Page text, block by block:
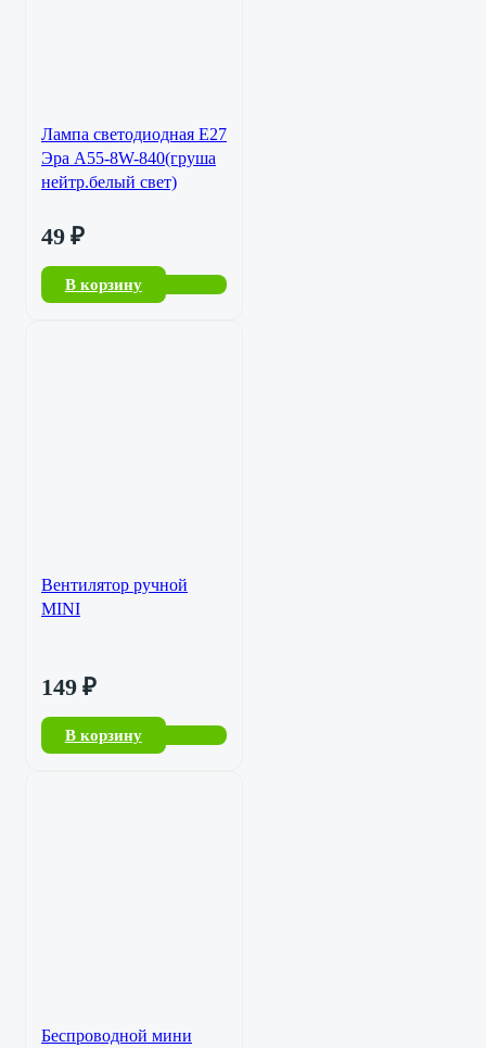
Лампа светодиодная Е27
Эра А55-8W-840(груша
нейтр.белый свет)
49 ₽
В корзину
Вентилятор ручной
MINI
149 ₽
В корзину
Беспроводной мини